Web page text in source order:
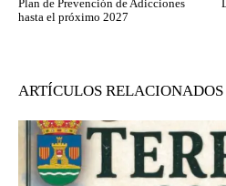
Plan de Prevención de Adicciones
hasta el próximo 2027
ARTÍCULOS RELACIONADOS